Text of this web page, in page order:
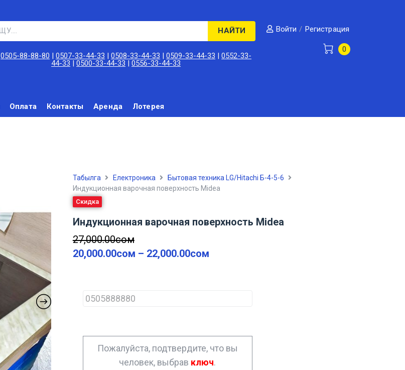
НАЙТИ
0505-88-88-80‬ |0507-33-44-33 |0508-33-44-33 |0509-33-44-33 |0552-33-
44-33 |0500-33-44-33 |0556-33-44-33
Войти / Регистрация
0
Оплата Контакты Аренда Лотерея
Табылга Електроника
Бытовая техника LG/Hitachi Б-4-5-6
Индукционная варочная поверхность Midea
Скидка
Индукционная варочная поверхность Midea
27,000.00сом
20,000.00сом – 22,000.00сом
h
Пожалуйста, подтвердите, что вы
человек, выбрав ключ.